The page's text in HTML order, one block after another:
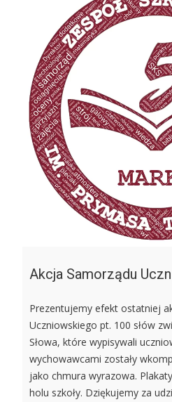
Akcja Samorządu
Prezentujemy efekt ostatniej
Uczniowskiego pt. 100 słów
Słowa, które wypisywali
wychowawcami zostały
jako chmura wyrazowa.
holu szkoły. Dziękujemy za